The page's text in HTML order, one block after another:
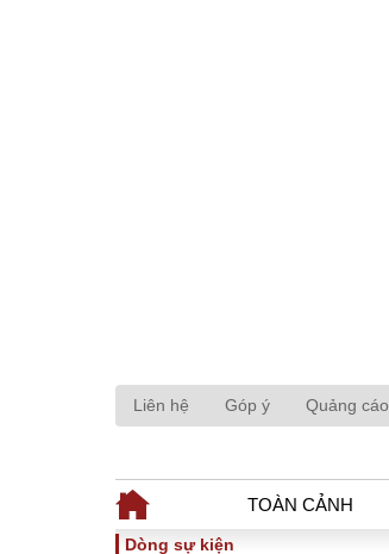
Liên hệ Góp ý Quảng cáo
TOÀN CẢNH
Dòng sự kiện